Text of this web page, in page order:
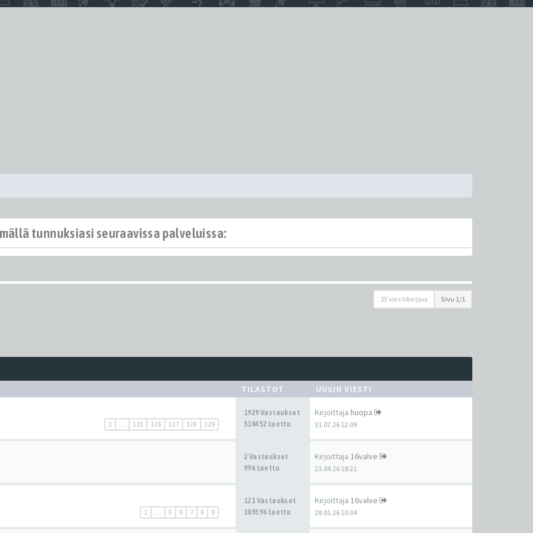
tunnuksiasi seuraavissa palveluissa:
23 viestiketjua Sivu 1 /1
TILASTOT UUSIN VIESTI
1 … 125 126 127 128 129
1929 Vastaukset
510452 Luettu
Kirjoittaja huopa
31.07.26 12:09
2 Vastaukset
996 Luettu
Kirjoittaja 16valve
23.04.26 18:21
1 … 5 6 7 8 9
121 Vastaukset
109396 Luettu
Kirjoittaja 16valve
28.01.26 10:34